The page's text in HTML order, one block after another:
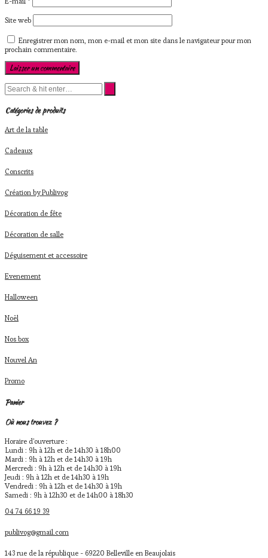
Site web
Enregistrer mon nom, mon e-mail et mon site dans le navigateur pour mon
prochain commentaire.
Catégories de produits
Art de la table
Cadeaux
Conscrits
Création by Publivog
Décoration de fête
Décoration de salle
Déguisement et accessoire
Evenement
Halloween
Noël
Nos box
Nouvel An
Promo
Panier
Où nous trouvez ?
Horaire d'ouverture :
Lundi : 9h à 12h et de 14h30 à 18h00
Mardi : 9h à 12h et de 14h30 à 19h
Mercredi : 9h à 12h et de 14h30 à 19h
Jeudi : 9h à 12h et de 14h30 à 19h
Vendredi : 9h à 12h et de 14h30 à 19h
Samedi : 9h à 12h30 et de 14h00 à 18h30
04 74 66 19 39
publivog@gmail.com
143 rue de la république - 69220 Belleville en Beaujolais